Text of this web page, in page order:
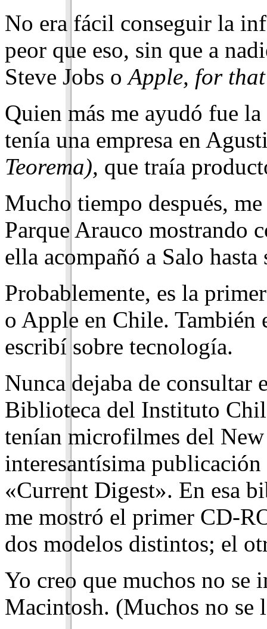
No era fácil conseguir la
peor que eso, sin que a
Steve Jobs oApple, for
Quien más me ayudó fue
tenía una empresa en
Teorema), que traía
Mucho tiempo después,
Parque Arauco mostrando
ella acompañó a Salo
Probablemente, es la
o Apple en Chile.
escribí sobre tecnología.
Nunca dejaba de consultar
Biblioteca del Instituto
tenían microfilmes del
interesantísima
«Current Digest». En esa
me mostró el primer CD-
dos modelos distintos; el
Yo creo que muchos no se
Macintosh. (Muchos no se